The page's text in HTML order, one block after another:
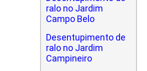
ralo no Jardim
Campo Belo
Desentupimento de
ralo no Jardim
Campineiro